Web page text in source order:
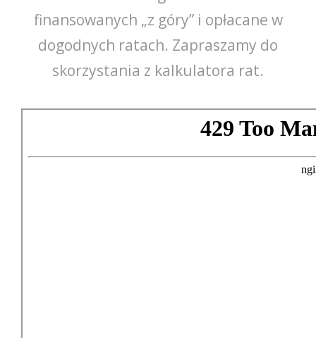
finansowanych „z góry” i opłacane w
dogodnych ratach. Zapraszamy do
skorzystania z kalkulatora rat.